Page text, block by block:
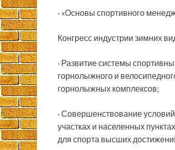
· «Основы спортивного
Конгресс индустрии зимних
· Развитие системы
горнолыжного и
горнолыжных комплексов;
· Совершенствование
участках и населенных
для спорта высших